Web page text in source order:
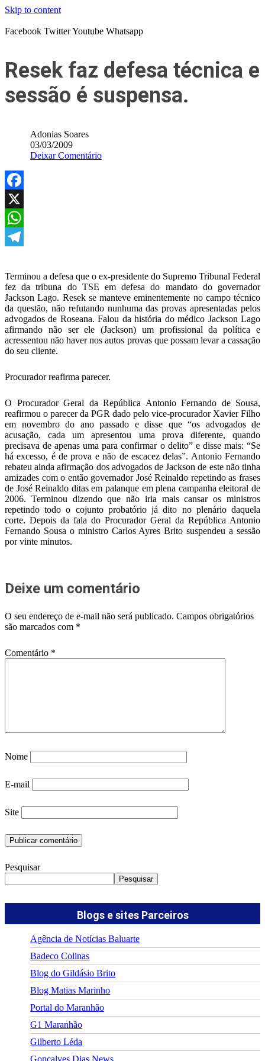
Skip to content
Facebook TwitterYoutube Whatsapp
Resek faz defesa técnica e
sessão é suspensa.
Adonias Soares
03/03/2009
Deixar Comentário
Facebook
X
WhatsApp
Terminou a defesa que o ex-presidente do Supremo Tribunal Federal
fez da tribuna do TSE em defesa do mandato do governador
Jackson Lago. Resek se manteve eminentemente no campo técnico
da questão, não refutando nunhuma das provas apresentadas pelos
advogados de Roseana. Falou da história do médico Jackson Lago
afirmando não ser ele (Jackson) um profissional da política e
acressentou não haver nos autos provas que possam levar a cassação
do seu cliente.
Procurador reafirma parecer.
O Procurador Geral da República Antonio Fernando de Sousa,
reafirmou o parecer da PGR dado pelo vice-procurador Xavier Filho
em novembro do ano passado e disse que “os advogados de
acusação, cada um apresentou uma prova diferente, quando
precisava de apenas uma para confirmar o delito” e disse mais: “Se
há excesso, é de prova e não de escacez delas”. Antonio Fernando
rebateu ainda afirmação dos advogados de Jackson de este não tinha
amizades com o então governador José Reinaldo repetindo as frases
de José Reinaldo ditas em palanque em plena campanha eleitoral de
2006. Terminou dizendo que não iria mais cansar os ministros
repetindo todo o cojunto probatório já dito no plenário daquela
corte. Depois da fala do Procurador Geral da República Antonio
Fernando Sousa o ministro Carlos Ayres Brito suspendeu a sessão
por vinte minutos.
Deixe um comentário
O seu endereço de e-mail não será publicado. Campos obrigatórios
são marcados com *
Comentário *
Nome
E-mail
Site
Pesquisar
Pesquisar
Blogs e sites Parceiros
Agência de Notícias Baluarte
Badeco Colinas
Blog do Gildásio Brito
Blog Matias Marinho
Portal do Maranhão
G1 Maranhão
Gilberto Léda
Gonçalves Dias News